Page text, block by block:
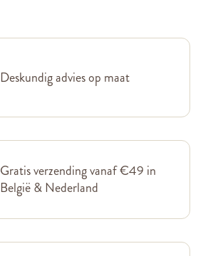
Deskundig advies op maat
Gratis verzending vanaf €49 in
België & Nederland